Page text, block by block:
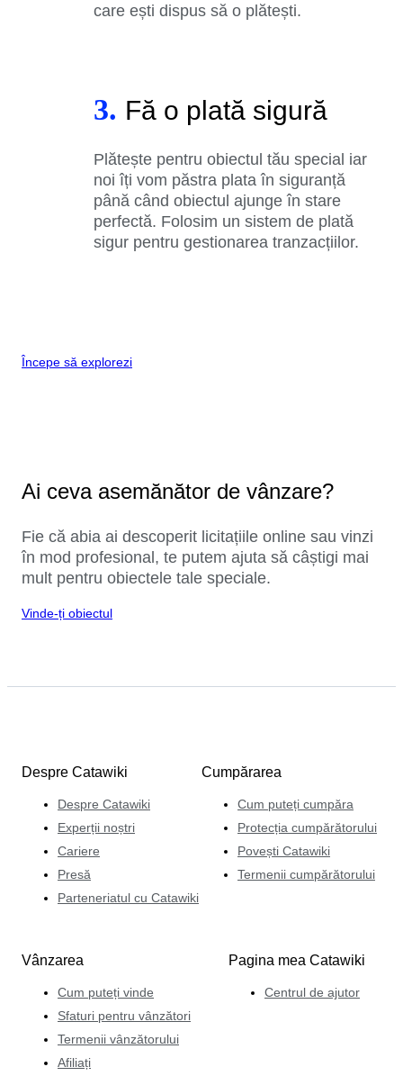
care ești dispus să o plătești.
3. Fă o plată sigură
Plătește pentru obiectul tău special iar
noi îți vom păstra plata în siguranță
până când obiectul ajunge în stare
perfectă. Folosim un sistem de plată
sigur pentru gestionarea tranzacțiilor.
Începe să explorezi
Ai ceva asemănător de vânzare?
Fie că abia ai descoperit licitațiile online sau vinzi
în mod profesional, te putem ajuta să câștigi mai
mult pentru obiectele tale speciale.
Vinde-ți obiectul
Despre Catawiki
Despre Catawiki
Experții noștri
Cariere
Presă
Parteneriatul cu Catawiki
Cumpărarea
Cum puteți cumpăra
Protecția cumpărătorului
Povești Catawiki
Termenii cumpărătorului
Vânzarea
Cum puteți vinde
Sfaturi pentru vânzători
Termenii vânzătorului
Afiliați
Pagina mea Catawiki
Centrul de ajutor